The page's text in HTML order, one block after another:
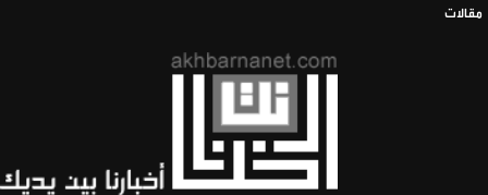
مقالات